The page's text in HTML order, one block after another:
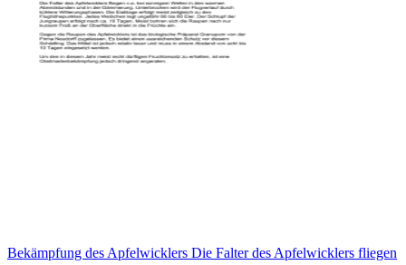
Bekämpfung des Apfelwicklers Die Falter des Apfelwicklers fliegen